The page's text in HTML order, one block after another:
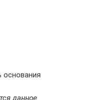
данное